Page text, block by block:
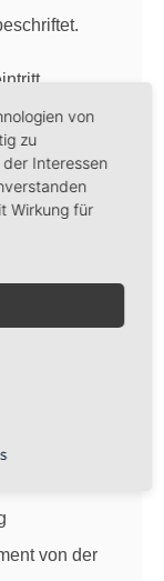
von ca. 50
Pianos,
650 Stück
Die
der Zeit
von der
von
zu
Interessen
Wirkung für